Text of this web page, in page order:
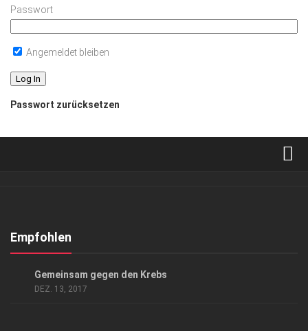
Passwort
Angemeldet bleiben
Passwort zurücksetzen
Kontakt, Impressum
Empfohlen
Gemeinsam gegen den Krebs
DEZ. 13, 2017